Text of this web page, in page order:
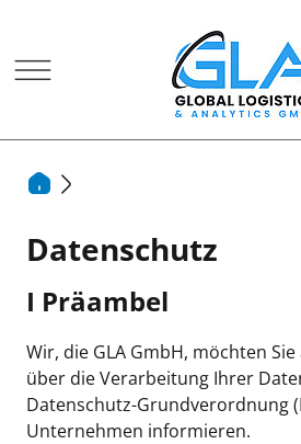
Datenschutz
I Präambel
Wir, die GLA GmbH, möchten
über die Verarbeitung Ihrer
Datenschutz-Grundverordnung
Unternehmen informieren.